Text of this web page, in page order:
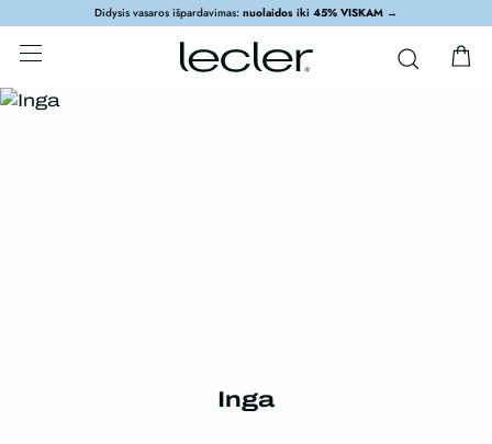
Didysis vasaros išpardavimas: nuolaidos iki 45% VISKAM →
Inga